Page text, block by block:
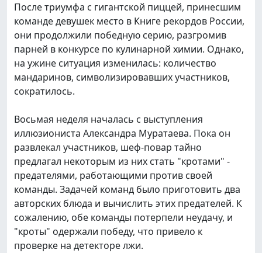
После триумфа с гигантской пиццей, принесшим
команде девушек место в Книге рекордов России,
они продолжили победную серию, разгромив
парней в конкурсе по кулинарной химии. Однако,
на ужине ситуация изменилась: количество
мандаринов, символизировавших участников,
сократилось.
Восьмая неделя началась с выступления
иллюзиониста Александра Муратаева. Пока он
развлекал участников, шеф-повар тайно
предлагал некоторым из них стать "кротами" -
предателями, работающими против своей
команды. Задачей команд было приготовить два
авторских блюда и вычислить этих предателей. К
сожалению, обе команды потерпели неудачу, и
"кроты" одержали победу, что привело к
проверке на детекторе лжи.